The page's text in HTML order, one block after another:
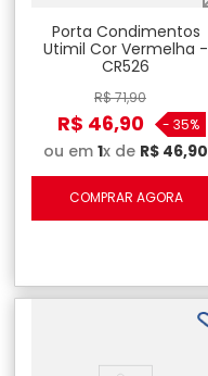
Porta Condimentos
Utimil Cor Vermelha -
CR526
R$71,90
R$ 46,90 - 35%
ou em 1x de R$ 46,90
COMPRAR AGORA